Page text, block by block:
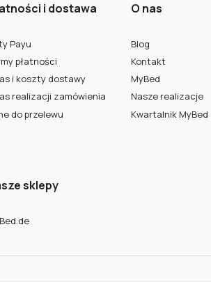
i dostawa
Payu
płatności
i koszty dostawy
realizacji zamówienia
do przelewu
O nas
Blog
Kontakt
MyBed
Nasze realizacje
Kwartalnik MyBed
sklepy